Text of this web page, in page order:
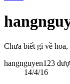
Chưa biết gì về hoa,
hangnguyen123
14/4/16